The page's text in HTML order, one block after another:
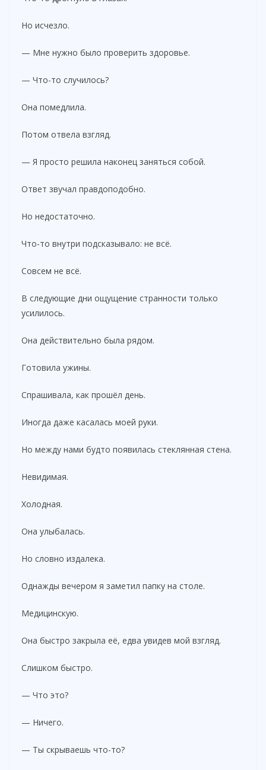
Но исчезло.
— Мне нужно было проверить здоровье.
— Что-то случилось?
Она помедлила.
Потом отвела взгляд.
— Я просто решила наконец заняться собой.
Ответ звучал правдоподобно.
Но недостаточно.
Что-то внутри подсказывало: не всё.
Совсем не всё.
В следующие дни ощущение странности только
усилилось.
Она действительно была рядом.
Готовила ужины.
Спрашивала, как прошёл день.
Иногда даже касалась моей руки.
Но между нами будто появилась стеклянная стена.
Невидимая.
Холодная.
Она улыбалась.
Но словно издалека.
Однажды вечером я заметил папку на столе.
Медицинскую.
Она быстро закрыла её, едва увидев мой взгляд.
Слишком быстро.
— Что это?
— Ничего.
— Ты скрываешь что-то?